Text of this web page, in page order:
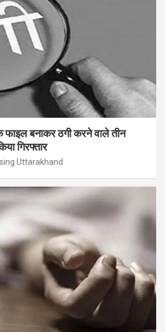
बनाकर ठगी करने वाले तीन
गिरफ्तार
Uttarakhand